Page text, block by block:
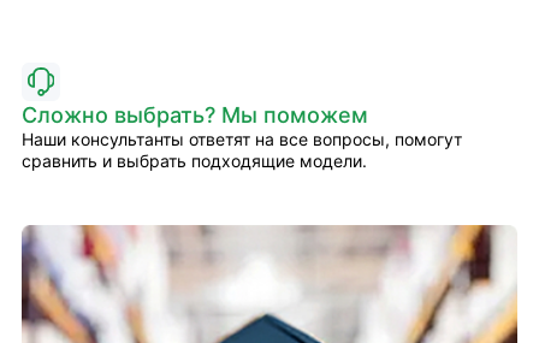
Сложно выбрать? Мы поможем
Наши консультанты ответят на все вопросы, помогут
сравнить и выбрать подходящие модели.